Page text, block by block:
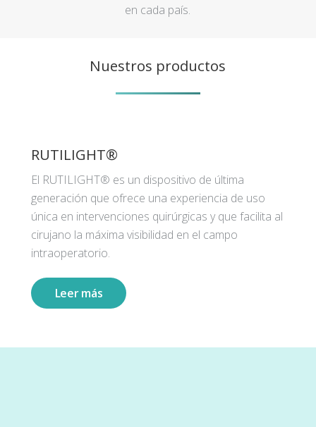
en cada país.
Nuestros productos
RUTILIGHT®
El RUTILIGHT® es un dispositivo de última
generación que ofrece una experiencia de uso
única en intervenciones quirúrgicas y que facilita al
cirujano la máxima visibilidad en el campo
intraoperatorio.
Leer más